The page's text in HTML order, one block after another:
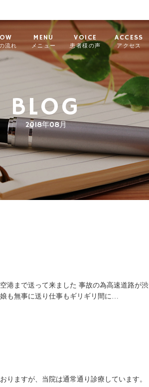
流れ
MENU
メニュー
VOICE
患者様の声
ACCESS
アクセス
BLOG
2018年08月
港まで送って来ました 事故の為高速道路が渋
も無事に送り仕事もギリギリ間に…
りますが、当院は通常通り診療しています。